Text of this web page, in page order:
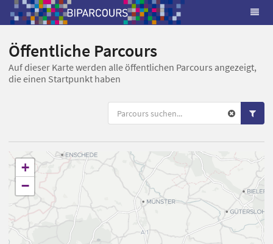
Öffentliche Parcours
Auf dieser Karte werden alle öffentlichen Parcours angezeigt,
die einen Startpunkt haben
+
−